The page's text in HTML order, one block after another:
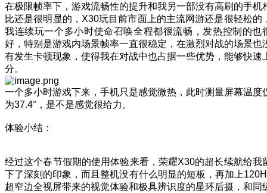
在极限帧率下，游戏流畅性的提升和我另一部没有高刷的手机
比还是很明显的，X30玩目前市面上的主流网游还是很轻松的
我连续玩一个多小时使命召唤全程都很流畅，发热控制的也
好，特别是游戏内场景帧率一直很稳定，在激烈对战的场景也
有发生卡顿现象，使得我在对战中也占据一些优势，能够快速
分。
一个多小时游戏下来，手机只是感觉微热，此时测量屏幕温度
为37.4°，是不是感觉很给力。
体验小结：
经过这个春节假期的使用体验来看，荣耀X30的超长续航给我
下了深刻的印象，而且整机没有什么明显的短板，再加上
超窄边全视屏带来的视觉体验和极具辨识度的星环后摄，和同